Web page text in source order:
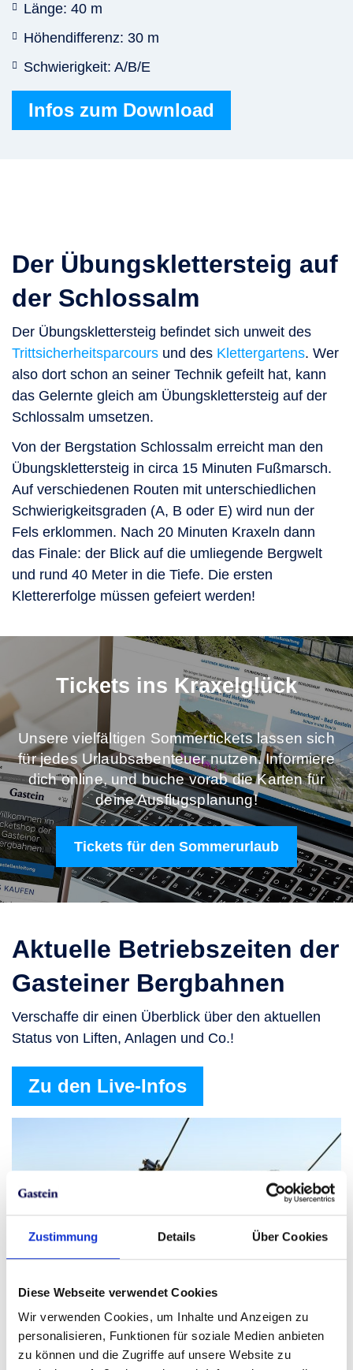
Zustimmung Details Über Cookies
Diese Webseite verwendet Cookies
Wir verwenden Cookies, um Inhalte und Anzeigen zu
personalisieren, Funktionen für soziale Medien anbieten
zu können und die Zugriffe auf unsere Website zu
Länge: 40 m
Höhendifferenz: 30 m
Schwierigkeit: A/B/E
Infos zum Download
Der Übungsklettersteig auf
der Schlossalm
Der Übungsklettersteig befindet sich unweit des
Trittsicherheitsparcours und des Klettergartens. Wer
also dort schon an seiner Technik gefeilt hat, kann
das Gelernte gleich am Übungsklettersteig auf der
Schlossalm umsetzen.
Von der Bergstation Schlossalm erreicht man den
Übungsklettersteig in circa 15 Minuten Fußmarsch.
Auf verschiedenen Routen mit unterschiedlichen
Schwierigkeitsgraden (A, B oder E) wird nun der
Fels erklommen. Nach 20 Minuten Kraxeln dann
das Finale: der Blick auf die umliegende Bergwelt
und rund 40 Meter in die Tiefe. Die ersten
Klettererfolge müssen gefeiert werden!
Tickets ins Kraxelglück
Unsere vielfältigen Sommertickets lassen sich
für jedes Urlaubsabenteuer nutzen. Informiere
dich online, und buche vorab die Karten für
deine Ausflugsplanung!
Tickets für den Sommerurlaub
Aktuelle Betriebszeiten der
Gasteiner Bergbahnen
Verschaffe dir einen Überblick über den aktuellen
Status von Liften, Anlagen und Co.!
Zu den Live-Infos